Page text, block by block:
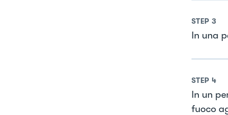
STEP 3
In una
STEP 4
In un
fuoco